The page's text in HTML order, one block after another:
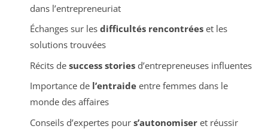
dans l’entrepreneuriat
Échanges sur les difficultés rencontréeset les
solutions trouvées
Récits de success storiesd’entrepreneuses influentes
Importance de l’entraideentre femmes dans le
monde des affaires
Conseils d’expertes pour s’autonomiseret réussir